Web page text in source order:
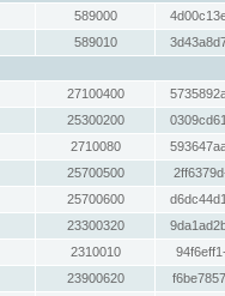
589000
589010
27100400
25300200
2710080
25700500
25700600
23300320
2310010
23900620